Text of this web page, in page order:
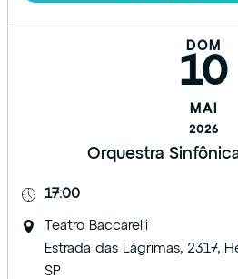
DOM
10
MAI
2026
Orquestra
17:00
Teatro Baccarelli
Estrada das Lágrimas, 2317,
SP